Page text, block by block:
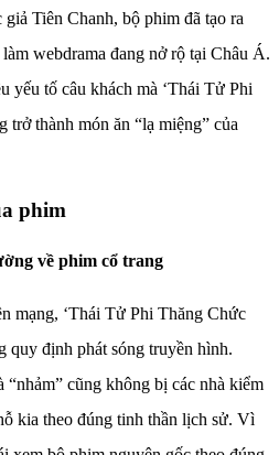
Tiên Chanh, bộ phim đã tạo ra
webdrama đang nở rộ tại Châu Á.
yếu tố câu khách mà ‘Thái Tử Phi
trở thành món ăn “lạ miệng” của
phim
về phim cổ trang
mạng, ‘Thái Tử Phi Thăng Chức
quy định phát sóng truyền hình.
cũng không bị các nhà kiểm
kia theo đúng tinh thần lịch sử. Vì